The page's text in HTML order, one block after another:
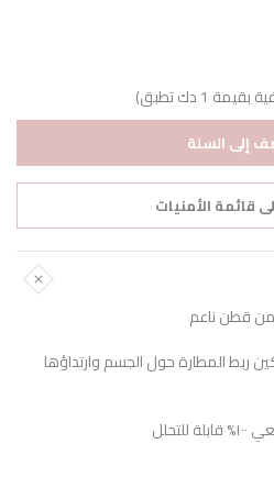
1 دك تطبق)
إلى السلة
قائمة الأمنيات
من قطن ناعم
ربط المطارة حول الجسم وارتداؤها